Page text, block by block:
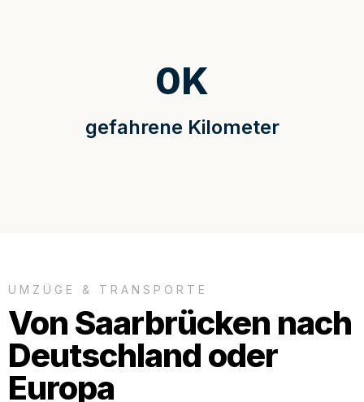
gefahrene Kilometer
0K
UMZÜGE & TRANSPORTE
Von Saarbrücken nach
Deutschland oder
Europa